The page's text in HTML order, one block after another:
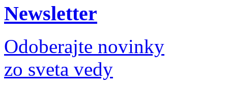
Newsletter
Odoberajte novinky
zo sveta vedy